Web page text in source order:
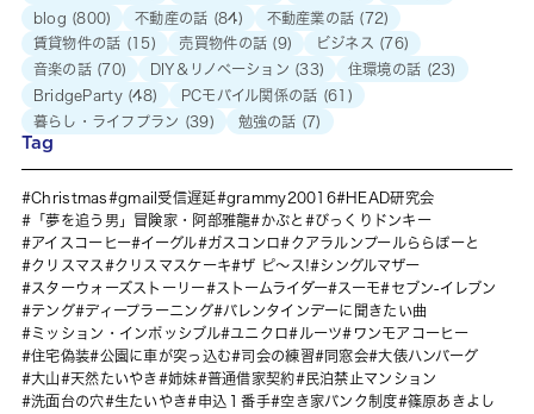
blog (800) 不動産の話 (84) 不動産業の話 (72)
賃貸物件の話 (15) 売買物件の話 (9) ビジネス (76)
音楽の話(70) DIY＆リノベーション (33) 住環境の話 (23)
BridgeParty(48) PCモバイル関係の話 (61)
暮らし・ライフプラン (39) 勉強の話 (7)
Tag
Christmas gmail受信遅延 grammy20016
HEAD研究会
「夢を追う男」冒険家・阿部雅龍
かぶと
びっくりドンキー
アイスコーヒー
イーグル ガスコンロ
クアラルンプールららぽーと
クリスマス
クリスマスケーキ ザ ピ〜ス!
シングルマザー
スターウォーズストーリー
ストームライダー スーモ
セブン-イレブン
テング
ディープラーニング
バレンタインデーに聞きたい曲
ミッション・インポッシブル
ユニクロ ルーツ
ワンモアコーヒー
住宅偽装
公園に車が突っ込む 司会の練習 同窓会
大俵ハンバーグ
大山
天然たいやき 姉妹 普通借家契約
民泊禁止マンション
洗面台の穴
生たいやき 申込１番手 空き家バンク制度
篠原あきよし